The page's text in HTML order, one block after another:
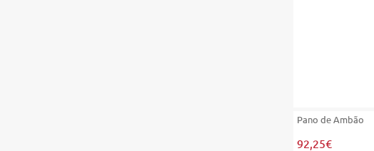
Pano de Ambão
92,25€